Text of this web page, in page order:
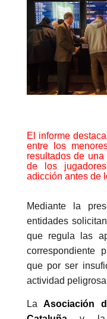
El informe
entre los
resultados de
de los
adicción antes de
Mediante la
entidades
que regula las
correspondiente
que por ser
actividad
LaAsociación